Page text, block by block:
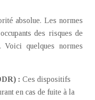
absolue. Les normes
des risques de
Voici quelques normes
: Ces dispositifs
en cas de fuite à la